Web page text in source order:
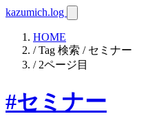
kazumich.log
HOME
/ Tag 検索 / セミナー
/ 2ページ目
#セミナー